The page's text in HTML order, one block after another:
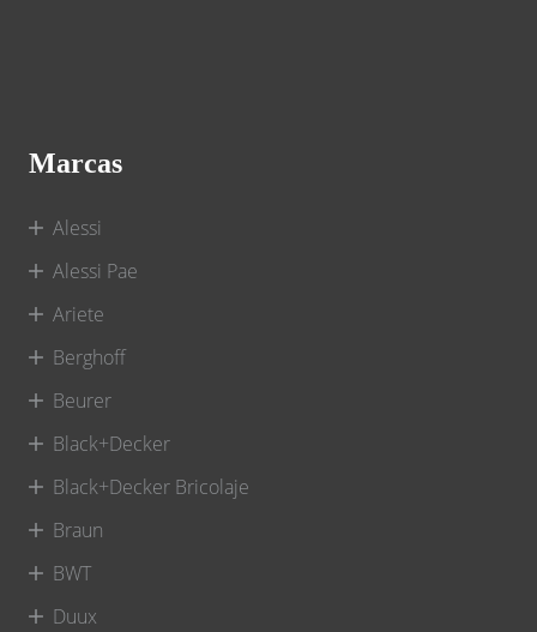
Marcas
Alessi
Alessi Pae
Ariete
Berghoff
Beurer
Black+Decker
Black+Decker Bricolaje
Braun
BWT
Duux